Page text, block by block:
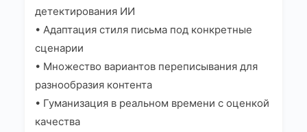
детектирования ИИ
• Адаптация стиля письма под конкретные
сценарии
• Множество вариантов переписывания для
разнообразия контента
• Гуманизация в реальном времени с оценкой
качества